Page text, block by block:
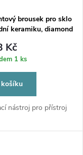
brousek pro sklo
keramiku, diamond
Kč
1 ks
nástroj pro přístroj